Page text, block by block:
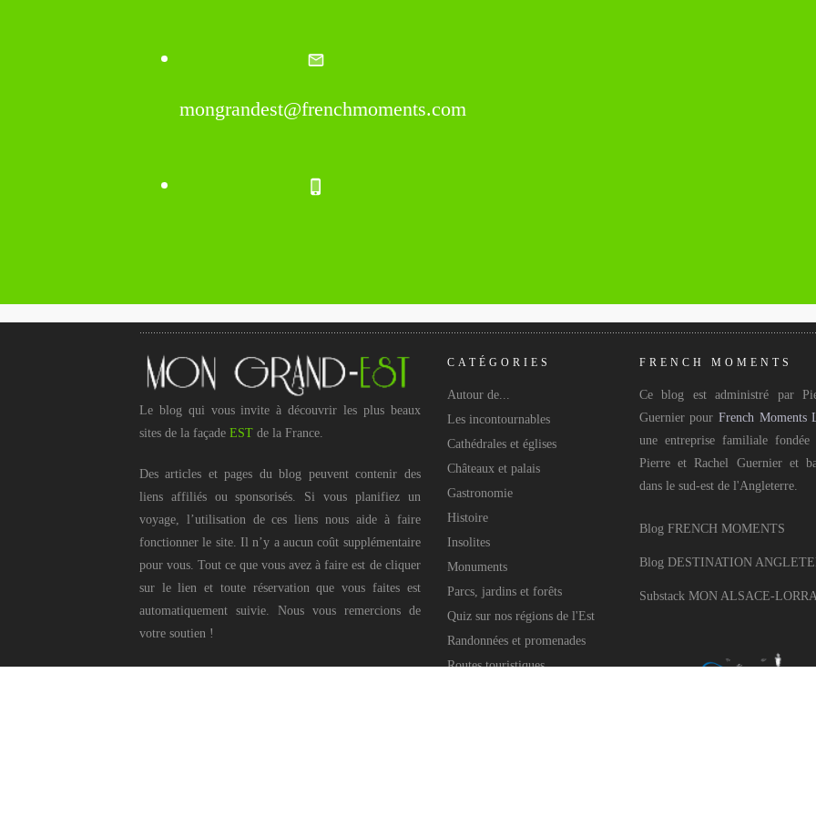
mongrandest@frenchmoments.com
Le blog qui vous invite à découvrir les plus beaux
sites de la façade EST de la France.
Des articles et pages du blog peuvent contenir des
liens affiliés ou sponsorisés. Si vous planifiez un
voyage, l’utilisation de ces liens nous aide à faire
fonctionner le site. Il n’y a aucun coût supplémentaire
pour vous. Tout ce que vous avez à faire est de cliquer
sur le lien et toute réservation que vous faites est
automatiquement suivie. Nous vous remercions de
votre soutien !
CATÉGORIES
Autour de...
Les incontournables
Cathédrales et églises
Châteaux et palais
Gastronomie
Histoire
Insolites
Monuments
Parcs, jardins et forêts
Quiz sur nos régions de l'Est
Randonnées et promenades
Routes touristiques
FRENCH MOMENTS
Ce blog est administré par
Guernier pour French Moments
une entreprise familiale fondée
Pierre et Rachel Guernier et
dans le sud-est de l'Angleterre.
Blog FRENCH MOMENTS
Blog DESTINATION
Substack MON ALSACE-